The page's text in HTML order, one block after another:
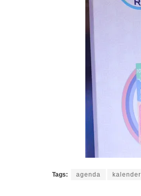
Tags: agenda kalender